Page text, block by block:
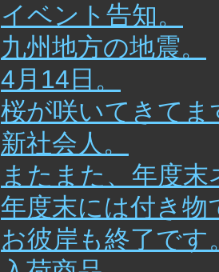
イベント告知。
九州地方の地震。
4月14日。
桜が咲いてきてま
新社会人。
またまた、年度
年度末には付き物
お彼岸も終了です